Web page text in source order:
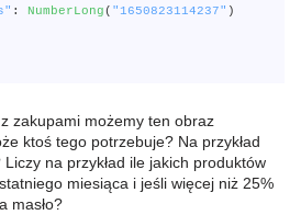
: NumberLong( "1650823114237" )
zakupami możemy ten obraz
ktoś tego potrzebuje? Na przykład
na przykład ile jakich produktów
miesiąca i jeśli więcej niż 25%
masło?